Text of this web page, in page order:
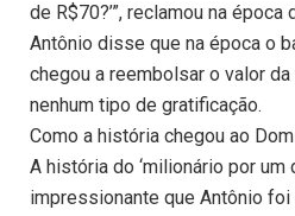
de R$70?’”, reclamou na época
Antônio disse que na época o
chegou a reembolsar o valor
nenhum tipo de gratificação.
Como a história chegou ao
A história do ‘milionário por um
impressionante que Antônio